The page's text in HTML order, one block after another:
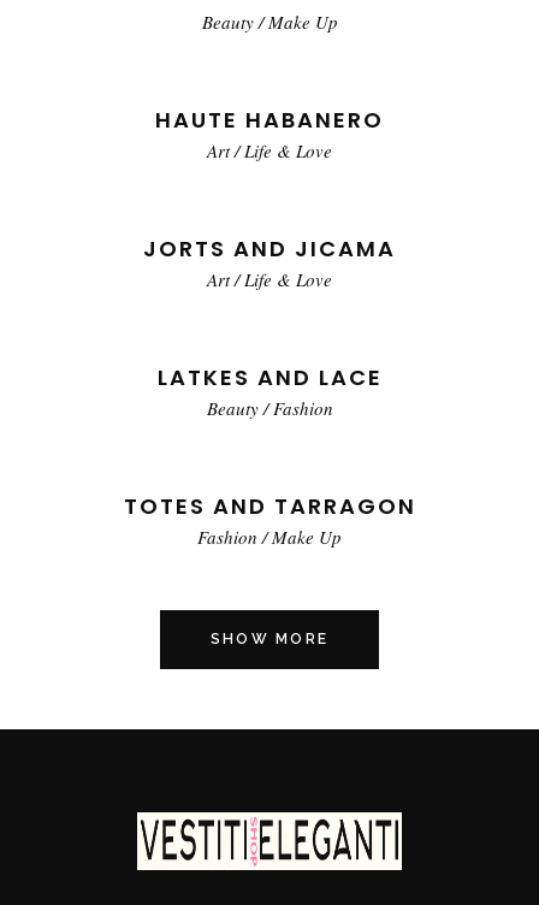
Beauty/Make Up
HAUTE HABANERO
Art/Life & Love
JORTS AND JICAMA
Art/Life & Love
LATKES AND LACE
Beauty/Fashion
TOTES AND TARRAGON
Fashion /Make Up
SHOW MORE